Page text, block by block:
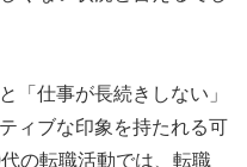
「仕事が長続きしない」
ィブな印象を持たれる可
の転職活動では、転職